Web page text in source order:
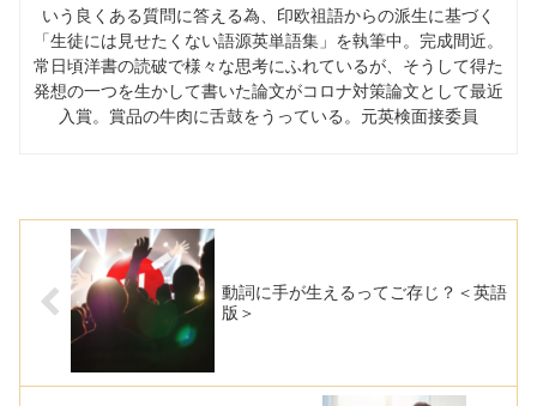
いう良くある質問に答える為、印欧祖語からの派生に基づく
「生徒には見せたくない語源英単語集」を執筆中。完成間近。
常日頃洋書の読破で様々な思考にふれているが、そうして得た
発想の一つを生かして書いた論文がコロナ対策論文として最近
入賞。賞品の牛肉に舌鼓をうっている。元英検面接委員
動詞に手が生えるってご存じ？＜英語
版＞